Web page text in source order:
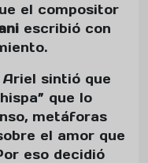
el compositor
escribió con
Ariel sintió que
que lo
metáforas
el amor que
eso decidió